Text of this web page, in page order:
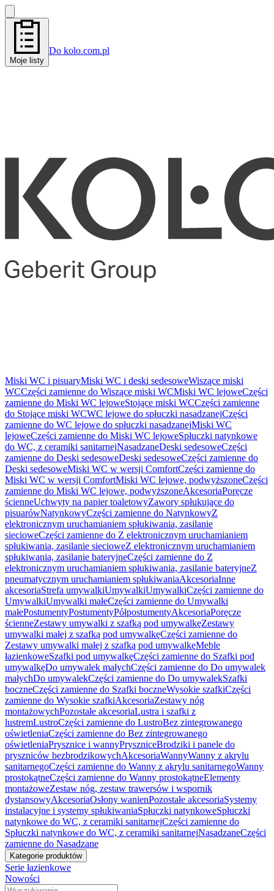
Moje listy
Do kolo.com.pl
Miski WC i pisuaryMiski WC i deski sedesoweWiszące miski
WCCzęści zamienne do Wiszące miski WCMiski WC lejoweCzęści
zamienne do Miski WC lejoweStojące miski WCCzęści zamienne
do Stojące miski WCWC lejowe do spłuczki nasadzanejCzęści
zamienne do WC lejowe do spłuczki nasadzanejMiski WC
lejoweCzęści zamienne do Miski WC lejoweSpłuczki natynkowe
do WC, z ceramiki sanitarnejNasadzaneDeski sedesoweCzęści
zamienne do Deski sedesoweDeski sedesoweCzęści zamienne do
Deski sedesoweMiski WC w wersji ComfortCzęści zamienne do
Miski WC w wersji ComfortMiski WC lejowe, podwyższoneCzęści
zamienne do Miski WC lejowe, podwyższoneAkcesoriaPoręcze
ścienneUchwyty na papier toaletowyZawory spłukujące do
pisuarówNatynkowyCzęści zamienne do NatynkowyZ
elektronicznym uruchamianiem spłukiwania, zasilanie
siecioweCzęści zamienne do Z elektronicznym uruchamianiem
spłukiwania, zasilanie siecioweZ elektronicznym uruchamianiem
spłukiwania, zasilanie bateryjneCzęści zamienne do Z
elektronicznym uruchamianiem spłukiwania, zasilanie bateryjneZ
pneumatycznym uruchamianiem spłukiwaniaAkcesoriaInne
akcesoriaStrefa umywalkiUmywalkiUmywalkiCzęści zamienne do
UmywalkiUmywalki małeCzęści zamienne do Umywalki
małePostumentyPostumentyPółpostumentyAkcesoriaPoręcze
ścienneZestawy umywalki z szafką pod umywalkęZestawy
umywalki małej z szafką pod umywalkęCzęści zamienne do
Zestawy umywalki małej z szafką pod umywalkęMeble
łazienkoweSzafki pod umywalkęCzęści zamienne do Szafki pod
umywalkęDo umywalek małychCzęści zamienne do Do umywalek
małychDo umywalekCzęści zamienne do Do umywalekSzafki
boczneCzęści zamienne do Szafki boczneWysokie szafkiCzęści
zamienne do Wysokie szafkiAkcesoriaZestawy nóg
montażowychPozostałe akcesoriaLustra i szafki z
lustremLustroCzęści zamienne do LustroBez zintegrowanego
oświetleniaCzęści zamienne do Bez zintegrowanego
oświetleniaPrysznice i wannyPryszniceBrodziki i panele do
pryszniców bezbrodzikowychAkcesoriaWannyWanny z akrylu
sanitarnegoCzęści zamienne do Wanny z akrylu sanitarnegoWanny
prostokątneCzęści zamienne do Wanny prostokątneElementy
montażoweZestaw nóg, zestaw trawersów i wspornik
dystansowyAkcesoriaOsłony wanienPozostałe akcesoriaSystemy
instalacyjne i systemy spłukiwaniaSpłuczki natynkoweSpłuczki
natynkowe do WC, z ceramiki sanitarnejCzęści zamienne do
Spłuczki natynkowe do WC, z ceramiki sanitarnejNasadzaneCzęści
zamienne do Nasadzane
Kategorie produktów
Serie łazienkowe
Nowości